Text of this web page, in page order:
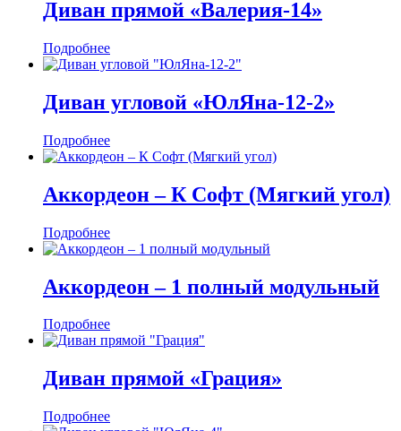
Диван прямой «Валерия-14»
Подробнее
Диван угловой «ЮлЯна-12-2»
Подробнее
Аккордеон ‒ К Софт (Мягкий угол)
Подробнее
Аккордеон ‒ 1 полный модульный
Подробнее
Диван прямой «Грация»
Подробнее